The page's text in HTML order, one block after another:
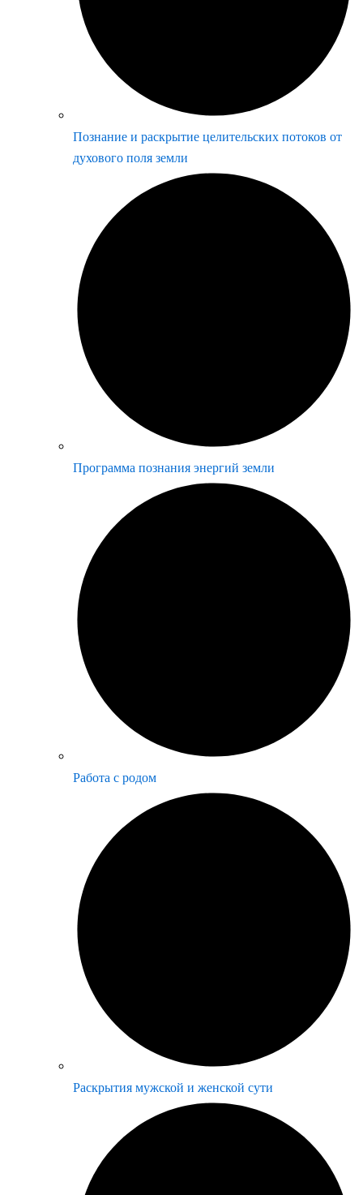
Познание и раскрытие целительских потоков от
духового поля земли
Программа познания энергий земли
Работа с родом
Раскрытия мужской и женской сути